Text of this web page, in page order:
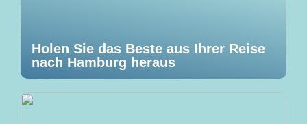
Holen Sie das Beste aus Ihrer Reise
nach Hamburg heraus